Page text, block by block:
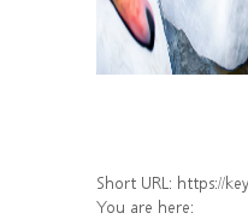
Short URL: https://keyinvest-
You are here: